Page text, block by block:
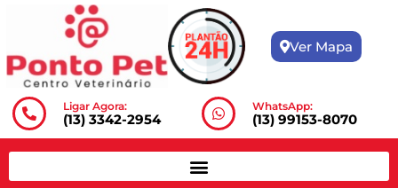
Ver Mapa
Ligar Agora:
(13) 3342-2954
WhatsApp:
(13) 99153-8070